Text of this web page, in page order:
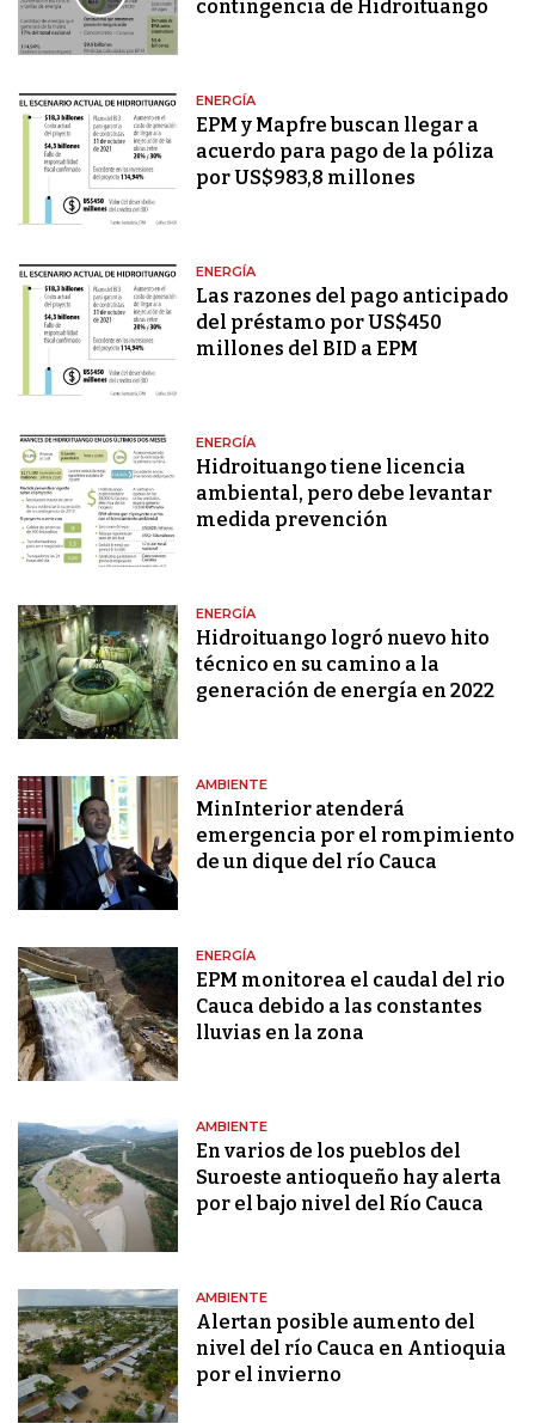
contingencia de Hidroituango
ENERGÍA
EPM y Mapfre buscan llegar a
acuerdo para pago de la póliza
por US$983,8 millones
ENERGÍA
Las razones del pago anticipado
del préstamo por US$450
millones del BID a EPM
ENERGÍA
Hidroituango tiene licencia
ambiental, pero debe levantar
medida prevención
ENERGÍA
Hidroituango logró nuevo hito
técnico en su camino a la
generación de energía en 2022
AMBIENTE
MinInterior atenderá
emergencia por el rompimiento
de un dique del río Cauca
ENERGÍA
EPM monitorea el caudal del rio
Cauca debido a las constantes
lluvias en la zona
AMBIENTE
En varios de los pueblos del
Suroeste antioqueño hay alerta
por el bajo nivel del Río Cauca
AMBIENTE
Alertan posible aumento del
nivel del río Cauca en Antioquia
por el invierno